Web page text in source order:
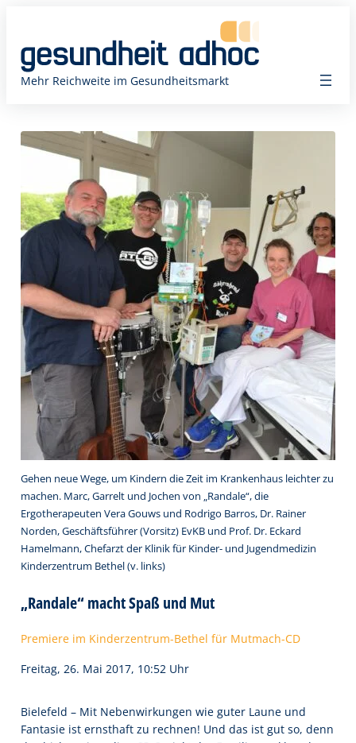
springen
Mehr Reichweite im Gesundheitsmarkt
Gehen neue Wege, um Kindern die Zeit im Krankenhaus leichter zu
machen. Marc, Garrelt und Jochen von „Randale“, die
Ergotherapeuten Vera Gouws und Rodrigo Barros, Dr. Rainer
Norden, Geschäftsführer (Vorsitz) EvKB und Prof. Dr. Eckard
Hamelmann, Chefarzt der Klinik für Kinder- und Jugendmedizin
Kinderzentrum Bethel (v. links)
„Randale“ macht Spaß und Mut
Premiere im Kinderzentrum-Bethel für Mutmach-CD
Freitag, 26. Mai 2017, 10:52 Uhr
Bielefeld – Mit Nebenwirkungen wie guter Laune und
Fantasie ist ernsthaft zu rechnen! Und das ist gut so, denn